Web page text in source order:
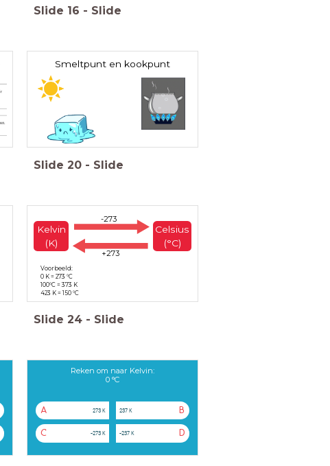
Slide 16 - Slide
Smeltpunt en kookpunt
Slide 20 - Slide
Kelvin
(K)
Celsius
(°C)
-273
+273
Voorbeeld:
0 K = 273 °C
100°C = 373 K
423 K = 150 °C
Slide 24 - Slide
Reken om naar Kelvin:
0 °C
A 273 K B
237 K
C -273 K D
-237 K